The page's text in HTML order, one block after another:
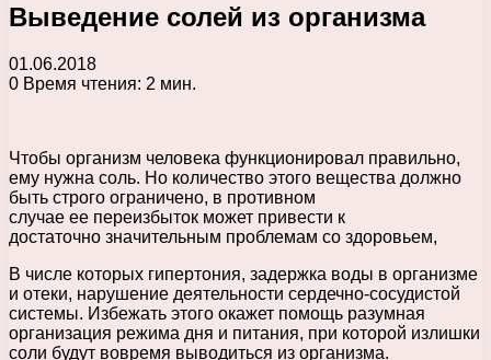
Выведение солей из организма
01.06.2018
0 Время чтения: 2 мин.
Чтобы организм человека функционировал правильно,
ему нужна соль. Но количество этого вещества должно
быть строго ограничено, в противном
случае ее переизбыток может привести к
достаточно значительным проблемам со здоровьем,
В числе которых гипертония, задержка воды в организме
и отеки, нарушение деятельности сердечно-сосудистой
системы. Избежать этого окажет помощь разумная
организация режима дня и питания, при которой излишки
соли будут вовремя выводиться из организма.